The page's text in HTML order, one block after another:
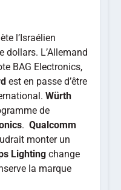
l’Israélien
dollars. L’Allemand
BAG Electronics,
est en passe d’être
Würth
de
.Qualcomm
monter un
Lighting change
la marque